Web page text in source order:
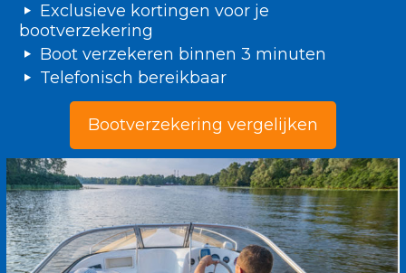
Exclusieve kortingen voor je
bootverzekering
Boot verzekeren binnen 3 minuten
Telefonisch bereikbaar
Bootverzekering vergelijken